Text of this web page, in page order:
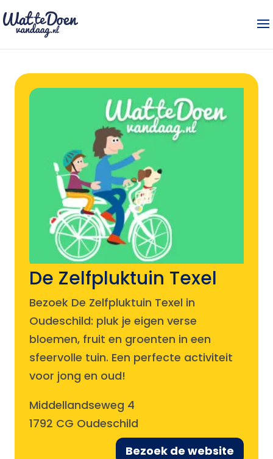
De Zelfpluktuin Texel
Bezoek De Zelfpluktuin Texel in
Oudeschild: pluk je eigen verse
bloemen, fruit en groenten in een
sfeervolle tuin. Een perfecte activiteit
voor jong en oud!
Middellandseweg 4
1792 CG Oudeschild
Bezoek de website